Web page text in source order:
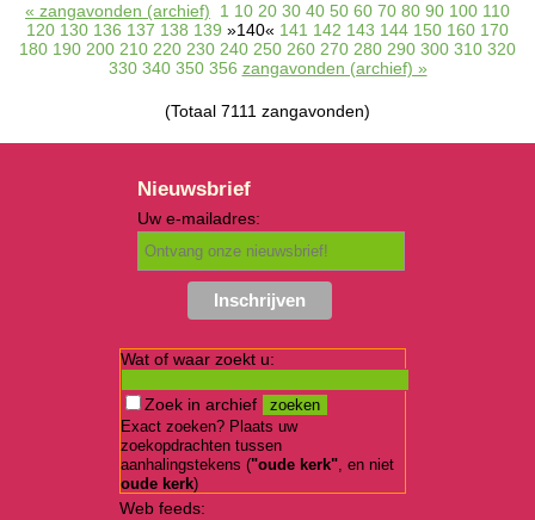
« zangavonden (archief) 1 10 20 30 40 50 60 70 80 90 100 110
120 130 136 137 138 139 »140« 141 142 143 144 150 160 170
180 190 200 210 220 230 240 250 260 270 280 290 300 310 320
330 340 350 356 zangavonden (archief) »
(Totaal 7111 zangavonden)
Nieuwsbrief
Uw e-mailadres:
Wat of waar zoekt u:
Zoek in archief
Exact zoeken? Plaats uw
zoekopdrachten tussen
aanhalingstekens ("oude kerk", en niet
oude kerk)
Web feeds: